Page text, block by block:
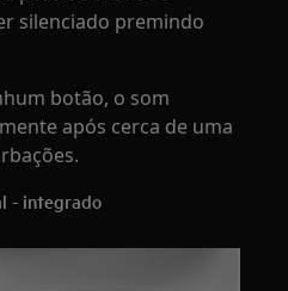
silenciado premindo
botão, o som
após cerca de uma
- integrado